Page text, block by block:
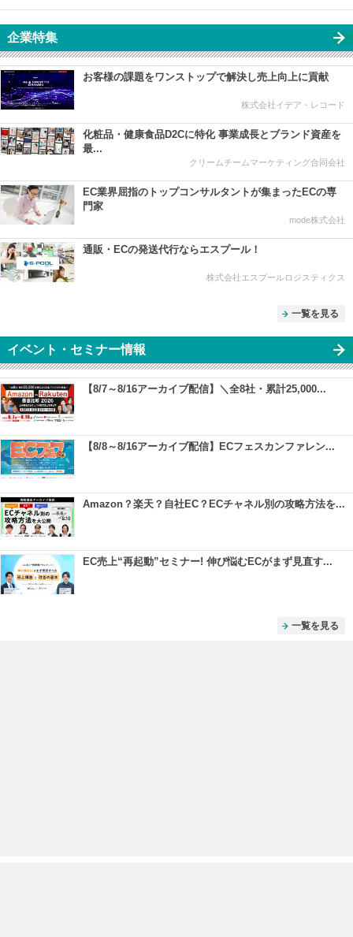
企業特集
お客様の課題をワンストップで解決し売上向上に貢献
株式会社イデア・レコード
化粧品・健康食品D2Cに特化 事業成長とブランド資産を
最...
クリームチームマーケティング合同会社
EC業界屈指のトップコンサルタントが集まったECの専
門家
mode株式会社
通販・ECの発送代行ならエスプール！
株式会社エスプールロジスティクス
一覧を見る
イベント・セミナー情報
【8/7～8/16アーカイブ配信】＼全8社・累計25,000...
【8/8～8/16アーカイブ配信】ECフェスカンファレン...
Amazon？楽天？自社EC？ECチャネル別の攻略方法を...
EC売上“再起動”セミナー! 伸び悩むECがまず見直す...
一覧を見る